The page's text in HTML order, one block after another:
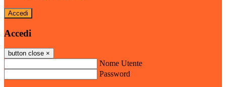
Accedi
Accedi
button close ×
Nome Utente
Password